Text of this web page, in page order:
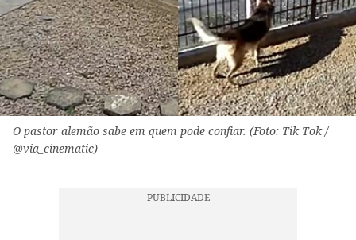
O pastor alemão sabe em quem pode confiar. (Foto: Tik Tok /
@via_cinematic)